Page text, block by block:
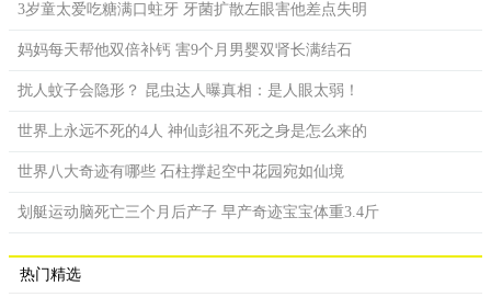
3岁童太爱吃糖满口蛀牙 牙菌扩散左眼害他差点失明
妈妈每天帮他双倍补钙 害9个月男婴双肾长满结石
扰人蚊子会隐形？ 昆虫达人曝真相：是人眼太弱！
世界上永远不死的4人 神仙彭祖不死之身是怎么来的
世界八大奇迹有哪些 石柱撑起空中花园宛如仙境
划艇运动脑死亡三个月后产子 早产奇迹宝宝体重3.4斤
热门精选